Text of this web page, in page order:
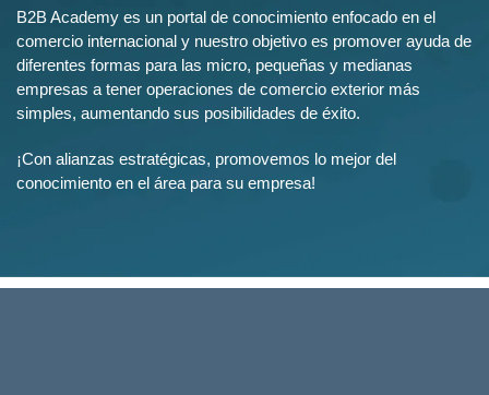
B2B Academy es un portal de conocimiento enfocado en el
comercio internacional y nuestro objetivo es promover ayuda de
diferentes formas para las micro, pequeñas y medianas
empresas a tener operaciones de comercio exterior más
simples, aumentando sus posibilidades de éxito.
¡Con alianzas estratégicas, promovemos lo mejor del
conocimiento en el área para su empresa!